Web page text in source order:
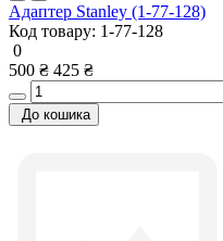
Адаптер Stanley (1-77-128)
Код товару: 1-77-128
0
500 ₴ 425 ₴
До кошика